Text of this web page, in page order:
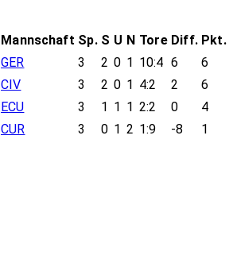
Mannschaft Sp. S U N Tore Diff. Pkt.
GER 3 2 0 1 10:4 6
6
CIV 3 2 0 1 4:2 2
6
ECU 3 1 1 1 2:2 0
4
CUR 3 0 1 2 1:9 -8
1